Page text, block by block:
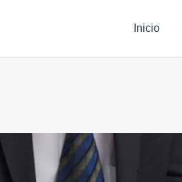
Inicio